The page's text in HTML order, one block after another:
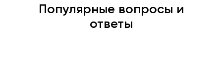
Популярные вопросы и
ответы